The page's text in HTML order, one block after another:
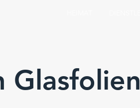
Glasfolien